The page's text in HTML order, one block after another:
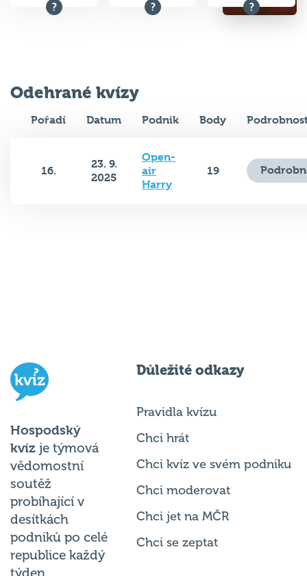
Odehrané kvízy
Pořadí Datum Podnik Body
16.
23. 9.
2025
Open-
air
Harry
19
Hospodský
kvíz je týmová
vědomostní
soutěž
probíhající v
desítkách
podniků po celé
republice každý
Důležité odkazy
Pravidla kvízu
Chci hrát
Chci kvíz ve svém podniku
Chci moderovat
Chci jet na MČR
Chci se zeptat